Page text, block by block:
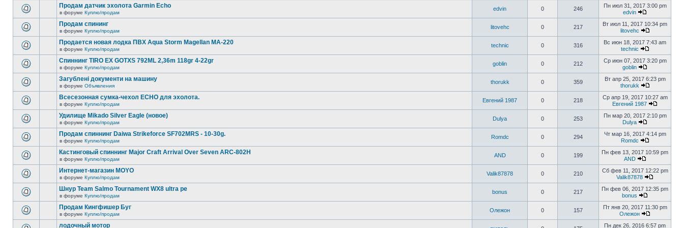
Продам датчик эхолота Garmin Echo
в форуме Куплю/продам
edvin 0 246
Пн июл 31, 2017 3:00 pm
edvin
Продам спининг
в форуме Куплю/продам
litovehc 0 217
Вт июл 11, 2017 10:34 pm
litovehc
Продается новая лодка ПВХ Aqua Storm Magellan MA-220
в форуме Куплю/продам
technic 0 316
Вс июн 18, 2017 7:43 am
technic
Спиннинг TIRO EX GOTXS 792ML 2,36m 118gr 4-22gr
в форуме Куплю/продам
goblin 0 212
Ср июн 07, 2017 3:20 pm
goblin
Загублені документи на машину
в форуме Объявления
thorukk 0 359
Вт апр 25, 2017 6:23 pm
thorukk
Всесезонная сумка-чехол ECHO для эхолота.
в форуме Куплю/продам
Евгений 1987 0 218
Ср апр 19, 2017 10:27 am
Евгений 1987
Удилище Mikado Silver Eagle (новое)
в форуме Куплю/продам
Dulya 0 253
Пн мар 20, 2017 2:10 pm
Dulya
Продам спиннинг Daiwa Strikeforce SF702MRS - 10-30g.
в форуме Куплю/продам
Romdc 0 294
Чт мар 16, 2017 4:14 pm
Romdc
Кастинговый спиннинг Major Craft Arrival Over Seven ARC-802H
в форуме Куплю/продам
AND 0 199
Пн фев 13, 2017 10:59 pm
AND
Интернет-магазин MOYO
в форуме Куплю/продам
Valik87878 0 210
Сб фев 11, 2017 12:22 pm
Valik87878
Шнур Team Salmo Tournament WX8 ultra pe
в форуме Куплю/продам
bonus 0 217
Пн фев 06, 2017 12:35 pm
bonus
Продам Кингфишер Буг
в форуме Куплю/продам
Олежон 0 157
Пт янв 20, 2017 11:30 pm
Олежон
лодочный мотор Пн дек 26, 2016 6:57 pm